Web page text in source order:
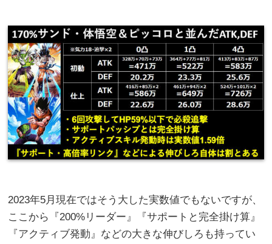
2023年5月現在ではそう大した実数値でもないですが、
ここから『200%リーダー』『サポートと完全掛け算』
『アクティブ発動』などの大きな伸びしろも持ってい